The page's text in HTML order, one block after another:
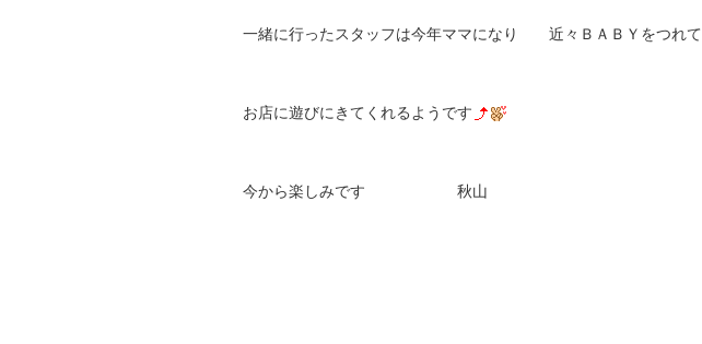
一緒に行ったスタッフは今年ママになり 近々ＢＡＢＹをつれて
お店に遊びにきてくれるようです
今から楽しみです 秋山